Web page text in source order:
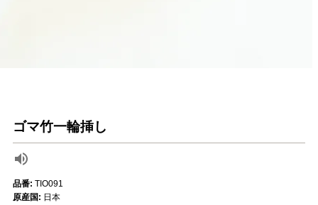
ゴマ竹一輪挿し
品番: TIO091
原産国: 日本